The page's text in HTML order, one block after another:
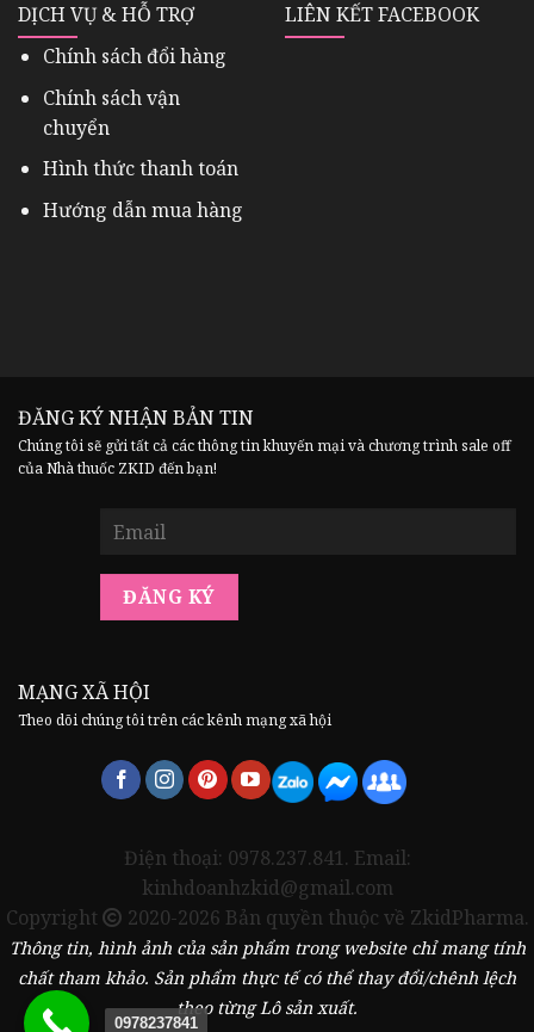
DỊCH VỤ & HỖ TRỢ
Chính sách đổi hàng
Chính sách vận
chuyển
Hình thức thanh toán
Hướng dẫn mua hàng
LIÊN KẾT FACEBOOK
ĐĂNG KÝ NHẬN BẢN TIN
Chúng tôi sẽ gửi tất cả các thông tin khuyến mại và chương trình sale off
của Nhà thuốc ZKID đến bạn!
MẠNG XÃ HỘI
Theo dõi chúng tôi trên các kênh mạng xã hội
Điện thoại: 0978.237.841. Email:
kinhdoanhzkid@gmail.com
Copyright
2020-2026 Bản quyền thuộc về ZkidPharma.
Thông tin, hình ảnh của sản phẩm trong website chỉ mang tính
chất tham khảo. Sản phẩm thực tế có thể thay đổi/chênh lệch
theo từng Lô sản xuất.
0978237841